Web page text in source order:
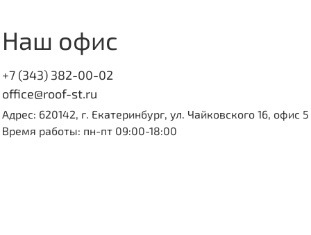
Наш офис
+7 (343) 382-00-02
office@roof-st.ru
Адрес: 620142, г. Екатеринбург, ул. Чайковского 16, офис 5
Время работы: пн-пт 09:00-18:00